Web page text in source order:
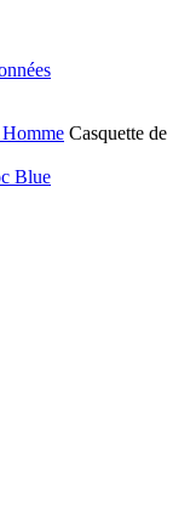
Homme Casquette de